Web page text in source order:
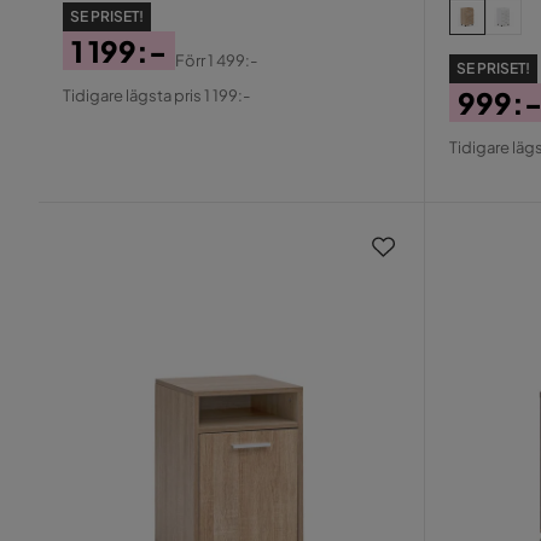
SE PRISET!
Pris
1 199:-
Original
Förr1 499:-
Tidigare lägsta pris 1 199:-
SE PRISET!
Pris
999:-
Tidigare